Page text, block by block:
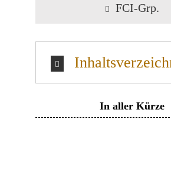
FCI-Grp.
In aller Kürze